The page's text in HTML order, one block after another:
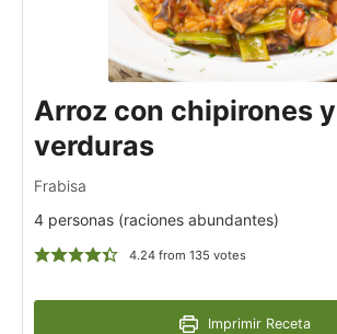
Arroz con chipirones y
verduras
Frabisa
4 personas (raciones abundantes)
4.24from 135 votes
Imprimir Receta